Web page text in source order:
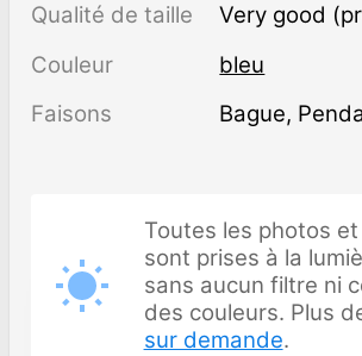
Qualité de taille
Very good
Couleur
bleu
Faisons
Bague,
Toutes les photos
sont prises à la
sans aucun filtre ni
des couleurs. Plus
sur demande.